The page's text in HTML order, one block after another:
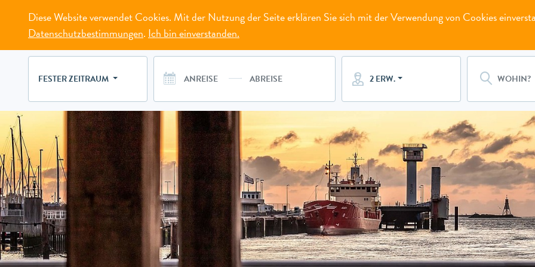
MENÜ
FESTER ZEITRAUM 2 ERW.
Diese Website verwendet Cookies. Mit der Nutzung der Seite erklären Sie sich mit der Verwendung von Cookies
Datenschutzbestimmungen. Ich bin einverstanden.